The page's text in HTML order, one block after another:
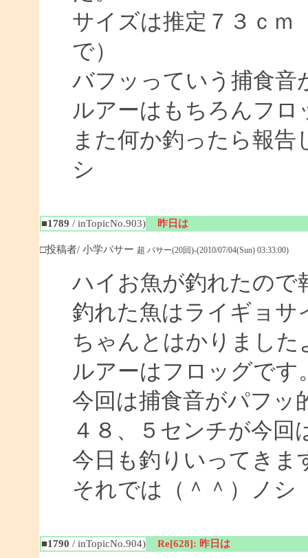
サイズは推定７３ｃｍ
で）
バフッっていう捕食音
ルアーはもちろんフロ
また何か釣ったら報告
シ
■1789 / inTopicNo.903) 昨日は
□投稿者/ 小学バサー 超 バサー(20回)-(2010/07/04(Sun) 03:33:00)
ハイお魚が釣れたので
釣れた魚はライギョサ
ちゃんとはかりました
ルアーはフロッグです
今回は捕食音がパフッ
４８、５センチが今
今日も釣りいってきま
それでは（＾＾）ノシ
■1790 / inTopicNo.904) Re[628]: 昨日は